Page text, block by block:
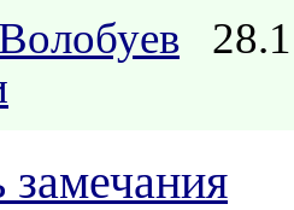
замечания